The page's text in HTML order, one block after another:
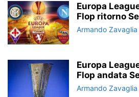
Europa
Flop ritorno
Armando Zavaglia
Europa
Flop andata
Armando Zavaglia